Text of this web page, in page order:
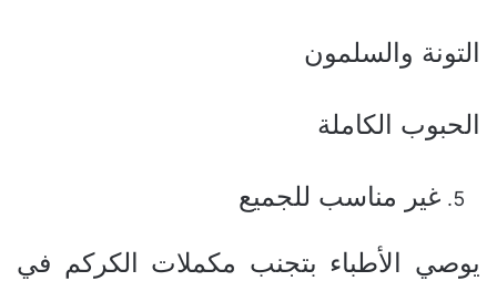
التونة والسلمون
الحبوب الكاملة
غير مناسب للجميع
يوصي الأطباء بتجنب مكملات الكركم في